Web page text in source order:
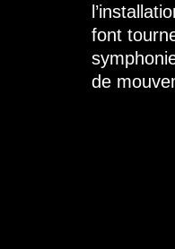
font
de